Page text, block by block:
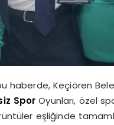
haberde, Keçiören
Spor Oyunları, özel
eşliğinde